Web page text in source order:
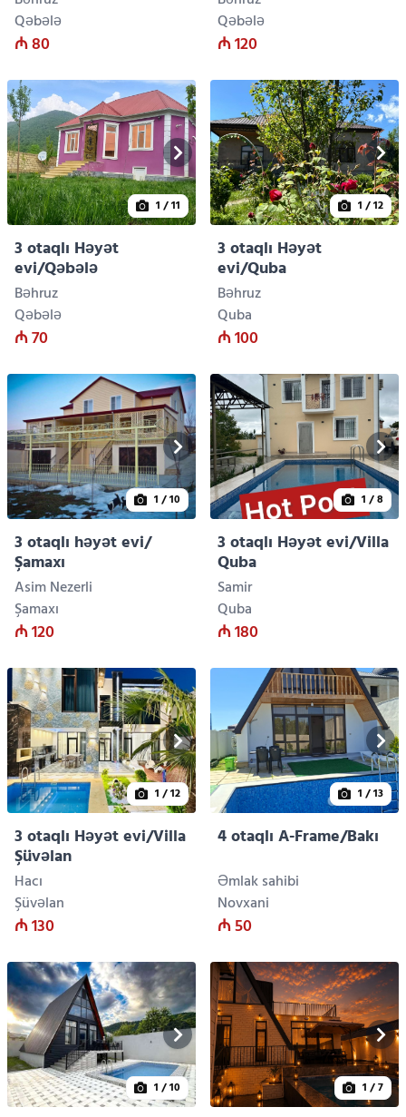
Qəbələ
₼ 80
Qəbələ
₼ 120
1 / 11
3 otaqlı Həyət
evi/Qəbələ
Bəhruz
Qəbələ
₼ 70
1 / 12
3 otaqlı Həyət
evi/Quba
Bəhruz
Quba
₼ 100
1 / 10
3 otaqlı həyət evi/
Şamaxı
Asim Nezerli
Şamaxı
₼ 120
1 / 8
3 otaqlı Həyət evi/Villa
Quba
Samir
Quba
₼ 180
1 / 12
3 otaqlı Həyət evi/Villa
Şüvəlan
Hacı
Şüvəlan
₼ 130
1 / 13
4 otaqlı A-Frame/Bakı
Əmlak sahibi
Novxani
₼ 50
1 / 10 1 / 7